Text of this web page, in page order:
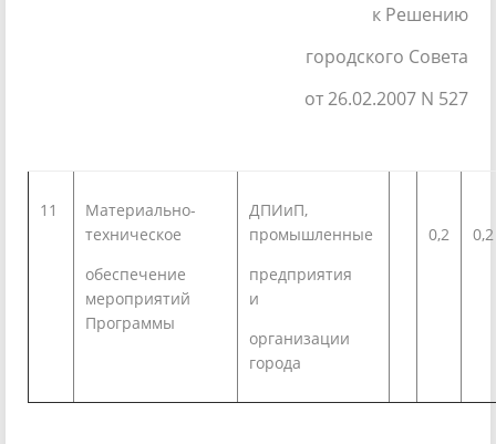
к Решению
городского Совета
от 26.02.2007 N 527
11
Материально-
техническое
обеспечение
мероприятий
Программы
ДПИиП,
промышленные
предприятия
и
организации
города
0,2 0,2